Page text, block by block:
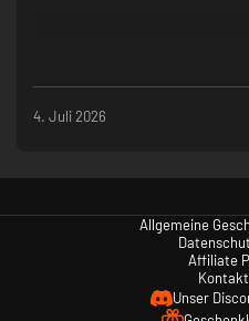
4. Juli 2026
Allgemeine
Affiliate
Unser